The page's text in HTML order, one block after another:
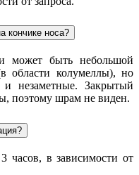
кончике носа?
может быть небольшой
области колумеллы), но
незаметные. Закрытый
поэтому шрам не виден.
часов, в зависимости от